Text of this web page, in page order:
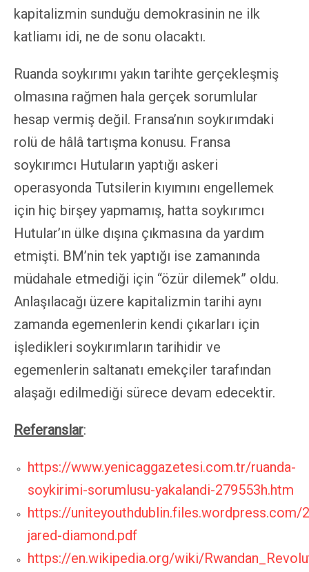
kapitalizmin sunduğu demokrasinin ne ilk
katliamı idi, ne de sonu olacaktı.
Ruanda soykırımı yakın tarihte gerçekleşmiş
olmasına rağmen hala gerçek sorumlular
hesap vermiş değil. Fransa’nın soykırımdaki
rolü de hâlâ tartışma konusu. Fransa
soykırımcı Hutuların yaptığı askeri
operasyonda Tutsilerin kıyımını engellemek
için hiç birşey yapmamış, hatta soykırımcı
Hutular’ın ülke dışına çıkmasına da yardım
etmişti. BM’nin tek yaptığı ise zamanında
müdahale etmediği için “özür dilemek” oldu.
Anlaşılacağı üzere kapitalizmin tarihi aynı
zamanda egemenlerin kendi çıkarları için
işledikleri soykırımların tarihidir ve
egemenlerin saltanatı emekçiler tarafından
alaşağı edilmediği sürece devam edecektir.
Referanslar:
https://www.yenicaggazetesi.com.tr/ruanda-
soykirimi-sorumlusu-yakalandi-279553h.htm
https://
jared-diamond.pdf
https://en.wikipedia.org/wiki/